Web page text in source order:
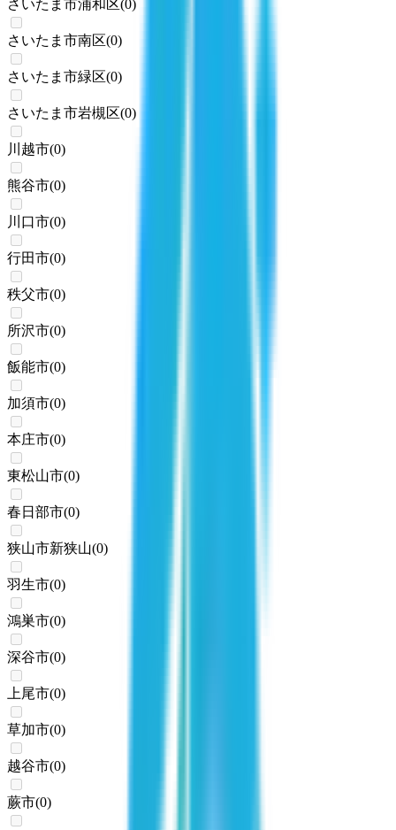
さいたま市浦和区(0)
さいたま市南区(0)
さいたま市緑区(0)
さいたま市岩槻区(0)
川越市(0)
熊谷市(0)
川口市(0)
行田市(0)
秩父市(0)
所沢市(0)
飯能市(0)
加須市(0)
本庄市(0)
東松山市(0)
春日部市(0)
狭山市新狭山(0)
羽生市(0)
鴻巣市(0)
深谷市(0)
上尾市(0)
草加市(0)
越谷市(0)
蕨市(0)